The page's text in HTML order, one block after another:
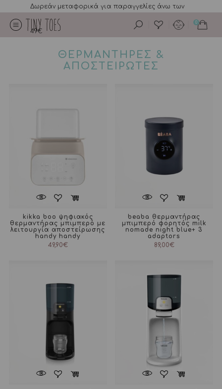
Δωρεάν μεταφορικά για παραγγελίες άνω των
49€
0
ΘΕΡΜΑΝΤΗΡΕΣ &
ΑΠΟΣΤΕΙΡΩΤΕΣ
kikka boo ψηφιακός
θερμαντήρας μπιμπερό με
λειτουργία αποστείρωσης
handy handy
49,90€
beaba θερμαντήρας
μπιμπερό φορητός milk
nomade night blue+ 3
adaptors
89,00€